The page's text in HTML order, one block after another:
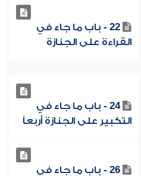
22 - باب ما جاء في
القراءة على الجنازة
24 - باب ما جاء في
التكبير على الجنازة أربعاً
26 - باب ما جاء في